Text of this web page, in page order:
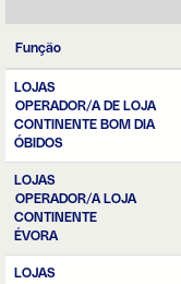
Função
LOJAS
OPERADOR/A DE LOJA
CONTINENTE BOM DIA
ÓBIDOS
LOJAS
OPERADOR/A LOJA
CONTINENTE
ÉVORA
LOJAS